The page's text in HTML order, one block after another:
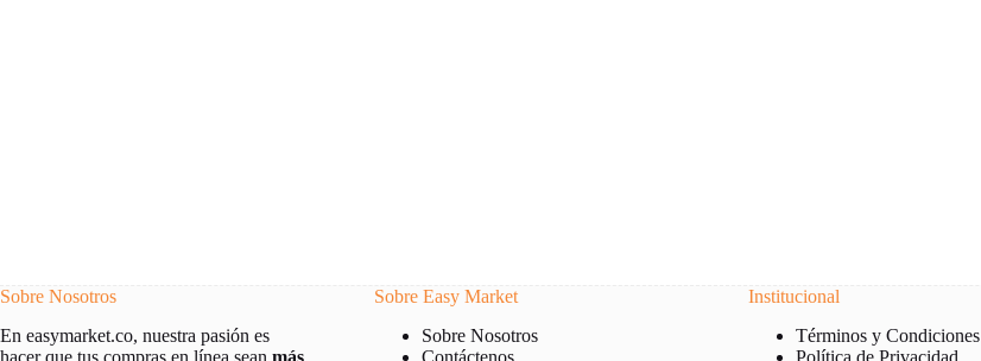
Sobre Nosotros
En easymarket.co, nuestra pasión es
Sobre Easy Market
Sobre Nosotros
Contáctenos
Institucional
Términos y Condiciones
Política de Privacidad